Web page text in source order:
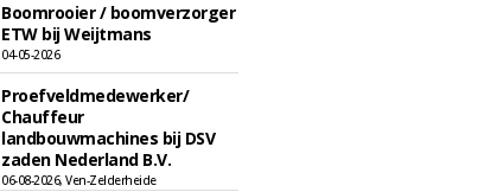
Boomrooier / boomverzorger
ETW bij Weijtmans
04-05-2026
Proefveldmedewerker/
Chauffeur
landbouwmachines bij DSV
zaden Nederland B.V.
06-08-2026, Ven-Zelderheide